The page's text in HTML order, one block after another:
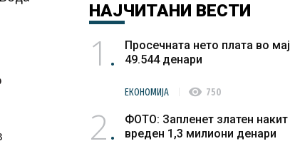
НАЈЧИТАНИ ВЕСТИ
1
Просечната нето плата во мај
49.544 денари
ЕКОНОМИЈА visibility 750
2
ФОТО: Запленет златен накит
вреден 1,3 милиони денари